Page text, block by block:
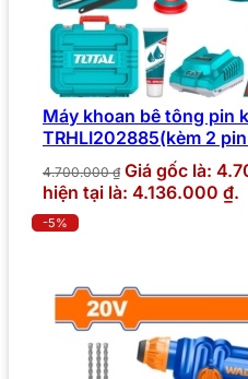
Máy khoan bê tông pin
TRHLI202885(kèm 2
4.700.000₫ Giá gốc là:
hiện tại là: 4.136.000 ₫.
-5%